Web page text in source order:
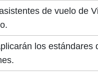
de vuelo de
los estándares